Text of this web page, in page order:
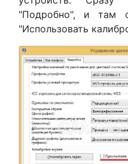
"Подробно", и там
"Использовать